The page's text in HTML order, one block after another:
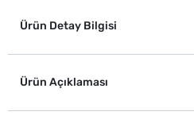
Ürün Detay Bilgisi
Ürün Açıklaması